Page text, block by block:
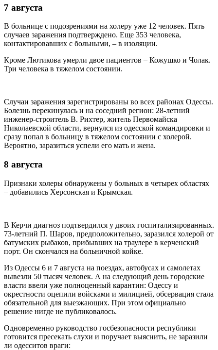
7 августа
В больнице с подозрениями на холеру уже 12 человек. Пять
случаев заражения подтверждено. Еще 353 человека,
контактировавших с больными, – в изоляции.
Кроме Лютикова умерли двое пациентов – Кожушко и Чолак.
Три человека в тяжелом состоянии.
Случаи заражения зарегистрированы во всех районах Одессы.
Болезнь перекинулась и на соседний регион: 28-летний
инженер-строитель В. Рихтер, житель Первомайска
Николаевской области, вернулся из одесской командировки и
сразу попал в больницу в тяжелом состоянии с холерой.
Вероятно, заразиться успели его мать и жена.
8 августа
Признаки холеры обнаружены у больных в четырех областях
– добавились Херсонская и Крымская.
В Керчи диагноз подтвердился у двоих госпитализированных.
73-летний П. Шаров, предположительно, заразился холерой от
батумских рыбаков, прибывших на траулере в керченский
порт. Он скончался на больничной койке.
Из Одессы 6 и 7 августа на поездах, автобусах и самолетах
вывезли 50 тысяч человек. А на следующий день городские
власти ввели уже полноценный карантин: Одессу и
окрестности оцепили войсками и милицией, обсервация стала
обязательной для выезжающих. При этом официально
решение нигде не публиковалось.
Одновременно руководство госбезопасности республики
готовится пресекать слухи и поручает выяснить, не заразили
ли одесситов враги: